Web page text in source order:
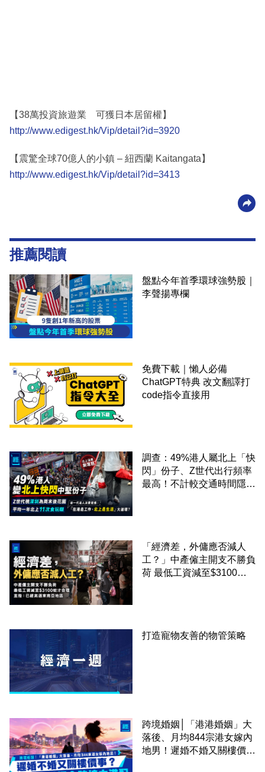
【38萬投資旅遊業 可獲日本居留權】
http://www.edigest.hk/Vip/detail?id=3920
【震驚全球70億人的小鎮 – 紐西蘭 Kaitangata】
http://www.edigest.hk/Vip/detail?id=3413
推薦閱讀
盤點今年首季環球強勢股｜
李聲揚專欄
免費下載｜懶人必備
ChatGPT特典 改文翻譯打
code指令直接用
調查：49%港人屬北上「快
閃」份子、Z世代出行頻率
最高！不計較交通時間隱形
「經濟差，外傭應否減人
工？」中產僱主開支不勝負
荷 最低工資減至$3100蚊
打造寵物友善的物管策略
跨境婚姻│「港港婚姻」大
落後、月均844宗港女嫁內
地男！遲婚不婚又關樓價